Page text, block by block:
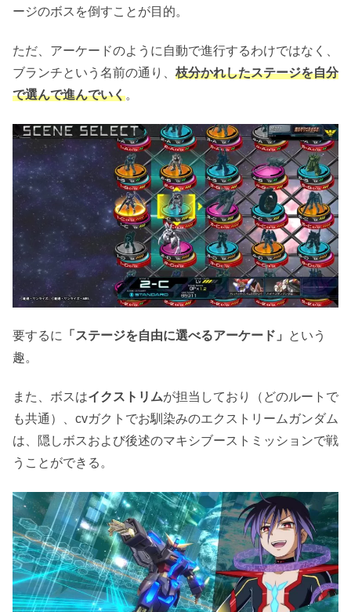
ージのボスを倒すことが目的。
ただ、アーケードのように自動で進行するわけではなく、
ブランチという名前の通り、 枝分かれしたステージを自分
で選んで進んでいく。
要するに 「ステージを自由に選べるアーケード」
という
趣。
また、ボスはイクストリムが担当しており（どのルートで
も共通）、cvガクトでお馴染みのエクストリームガンダム
は、隠しボスおよび後述のマキシブーストミッションで戦
うことができる。